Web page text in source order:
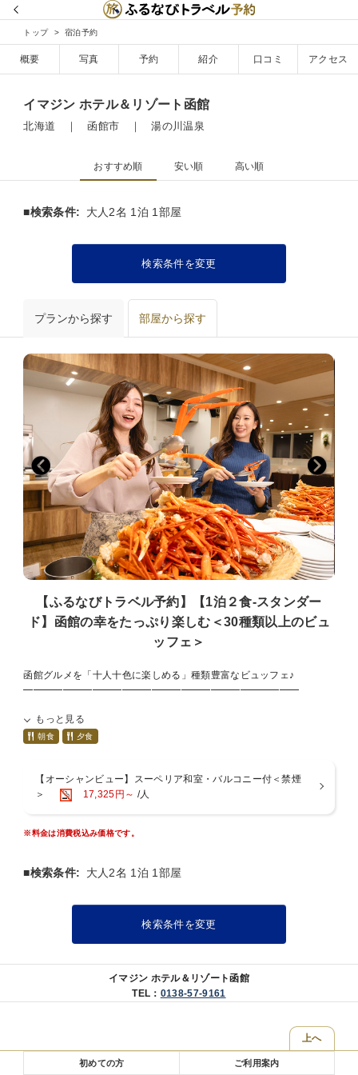
トップ 宿泊予約
概要 写真 予約 紹介 口コミ アクセス
イマジン ホテル＆リゾート函館
北海道 ｜ 函館市 ｜ 湯の川温泉
おすすめ順 安い順 高い順
■検索条件: 大人2名 1泊 1部屋
検索条件を変更
プランから探す 部屋から探す
【ふるなびトラベル予約】【1泊２食‐スタンダー
ド】函館の幸をたっぷり楽しむ＜30種類以上のビュ
ッフェ＞
函館グルメを「十人十色に楽しめる」種類豊富なビュッフェ♪
━━━━━━━━━━━━━━━━━━━━━━━━━━━━
＼ご夕食のメインはコレ！／
■北海道の新鮮な【江差産紅ズワイガニ】が食べ放題！！
■七輪で香ばしく焼き上げる【牛ステーキ】
“滴る肉汁”が食欲をそそります♪
■やっぱり野菜は北海道産がウマい！【旬菜の天ぷら】
■ケーキはもちろん、あま～い【チョコレート・ファウンテン】が人
その他のメニューもたっぷり、誰でもきっと「食べたい！」が見付か
【飲み放題メニューもご用意（有料）】
北海道限定の「サッポロクラシック」に、定番「ニッカウヰスキー」
＝ご朝食＝＝＝
もっと見る
朝食 夕食
【オーシャンビュー】スーペリア和室・バルコニー付＜禁煙
＞
17,325円～ /人
※料金は消費税込み価格です。
■検索条件: 大人2名 1泊 1部屋
検索条件を変更
イマジン ホテル＆リゾート函館
TEL： 0138-57-9161
上へ
初めての方 ご利用案内